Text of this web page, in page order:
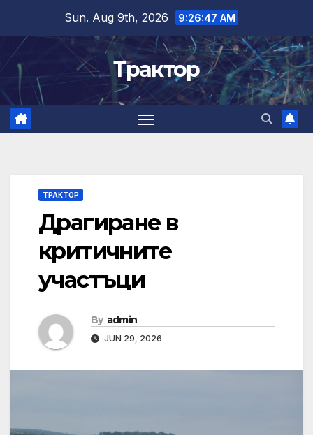
content
Sun. Aug 9th, 2026 9:26:47 AM
Трактор
ТРАКТОР
Драгиране в
критичните
участъци
By admin
JUN 29, 2026